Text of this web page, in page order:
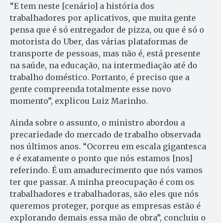
“E tem neste [cenário] a história dos
trabalhadores por aplicativos, que muita gente
pensa que é só entregador de pizza, ou que é só o
motorista do Uber, das várias plataformas de
transporte de pessoas, mas não é, está presente
na saúde, na educação, na intermediação até do
trabalho doméstico. Portanto, é preciso que a
gente compreenda totalmente esse novo
momento”, explicou Luiz Marinho.
Ainda sobre o assunto, o ministro abordou a
precariedade do mercado de trabalho observada
nos últimos anos. “Ocorreu em escala gigantesca
e é exatamente o ponto que nós estamos [nos]
referindo. É um amadurecimento que nós vamos
ter que passar. A minha preocupação é com os
trabalhadores e trabalhadoras, são eles que nós
queremos proteger, porque as empresas estão é
explorando demais essa mão de obra”, concluiu o